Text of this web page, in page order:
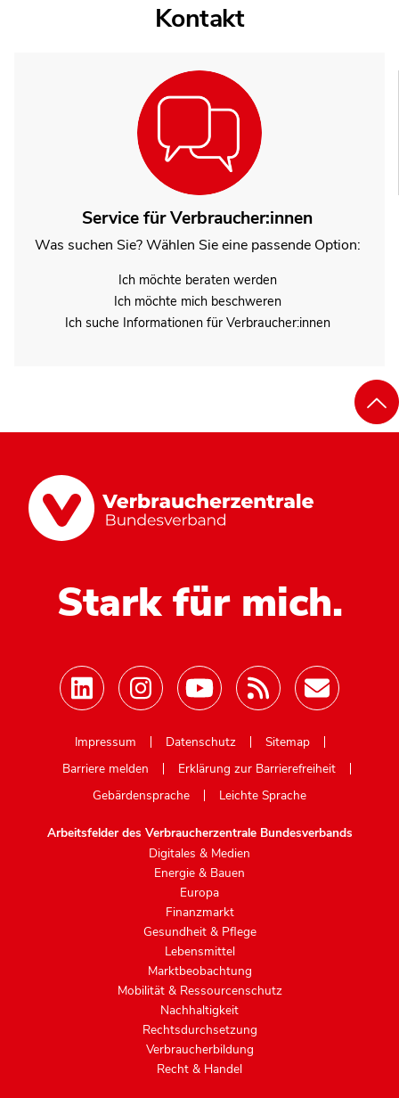
Kontakt
Service für Verbraucher:innen
Was suchen Sie? Wählen Sie eine passende Option:
Ich möchte beraten werden
Ich möchte mich beschweren
Ich suche Informationen für Verbraucher:innen
Stark für mich.
Impressum
Datenschutz
Sitemap
Barriere melden
Erklärung zur Barrierefreiheit
Gebärdensprache
Leichte Sprache
Arbeitsfelder des Verbraucherzentrale Bundesverbands
Digitales & Medien
Energie & Bauen
Europa
Finanzmarkt
Gesundheit & Pflege
Lebensmittel
Marktbeobachtung
Mobilität & Ressourcenschutz
Nachhaltigkeit
Rechtsdurchsetzung
Verbraucherbildung
Recht & Handel